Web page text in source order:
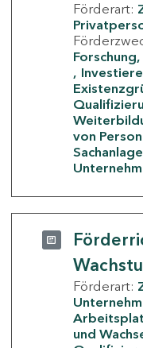
Förderart:
von
Förderart:
und